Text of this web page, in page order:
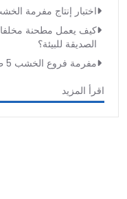
اختبار إنتاج مفرمة الخشب
كيف يعمل مطحنة
الصديقة للبيئة؟
مفرمة فروع الخشب 5 طن/ساعه لإدارة النفايات بسهولة
اقرأ المزيد